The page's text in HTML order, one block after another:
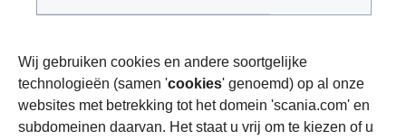
Wij gebruiken cookies en andere soortgelijke
technologieën (samen 'cookies' genoemd) op al onze
websites met betrekking tot het domein 'scania.com' en
subdomeinen daarvan. Het staat u vrij om te kiezen of u